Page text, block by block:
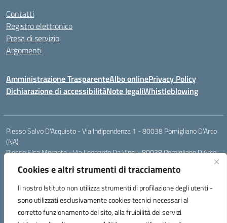
Cookies e altri strumenti di tracciamento
Il nostro Istituto non utilizza strumenti di profilazione degli utenti -
sono utilizzati esclusivamente cookies tecnici necessari al
corretto funzionamento del sito, alla fruibilità dei servizi
Contatti
Registro elettronico
Presa di servizio
Argomenti
Amministrazione TrasparenteAlbo onlinePrivacy Policy
Dichiarazione di accessibilitàNote legaliWhistleblowing
Plesso Salvo D'Acquisto - Via Indipendenza 1 - 80038 Pomigliano D'Arco
(NA)
Plesso Elsa Morante - Via Leonardo Da Vinci - 80038 Pomigliano D'Arco
Plesso Leone - Via Pascoli - 80038 Pomigliano D'Arco (NA)
Tel.:0813177304 - Mail: naic8g1003@istruzione.it - Pec:
Codice Univoco ufficio: UIECQ7
codice Meccanografico: NAIC8G1003